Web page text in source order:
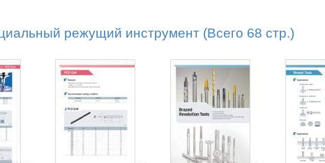
режущий инструмент (Всего 68 стр.)